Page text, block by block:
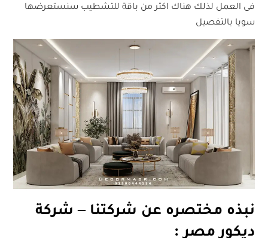
فى العمل لذلك هناك اكثر من باقة للتشطيب سنستعرضها
سويا بالتفصيل
نبذه مختصره عن شركتنا – شركة
ديكور مصر :